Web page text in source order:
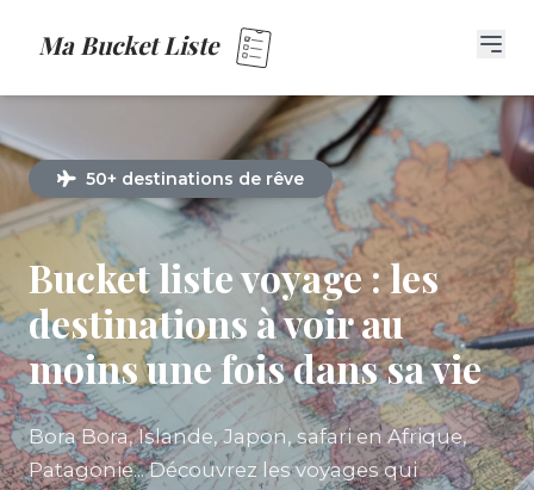
Ma Bucket Liste
50+ destinations de rêve
Bucket liste voyage : les
destinations à voir au
moins une fois dans sa vie
Bora Bora, Islande, Japon, safari en Afrique,
Patagonie... Découvrez les voyages qui